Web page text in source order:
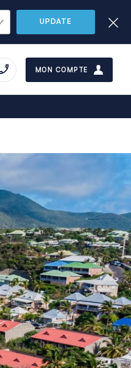
UPDATE
MON COMPTE